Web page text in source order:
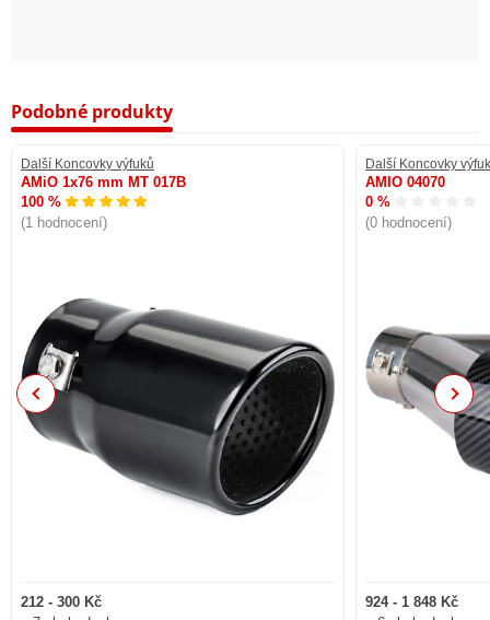
Podobné produkty
Další Koncovky výfuků
AMiO 1x76 mm MT 017B
100 %
(1 hodnocení)
212 - 300 Kč
Další Koncovky
AMIO 04070
0 %
(0 hodnocení)
924 - 1 848 Kč
Previous Next